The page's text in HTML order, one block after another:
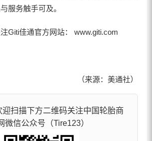
服务触手可及。
佳通官方网站： www.giti.com
（来源：美通社）
迎扫描下方二维码关注中国轮胎商
微信公众号（Tire123）